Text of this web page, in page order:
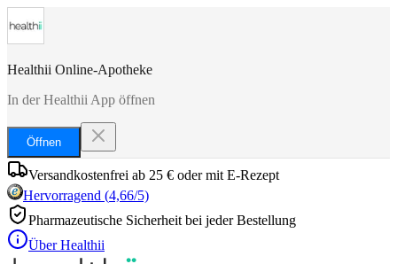
Healthii Online-Apotheke
In der Healthii App öffnen
Öffnen
Versandkostenfrei ab 25 € oder mit E-Rezept
Hervorragend (4,66/5)
Pharmazeutische Sicherheit bei jeder Bestellung
Über Healthii